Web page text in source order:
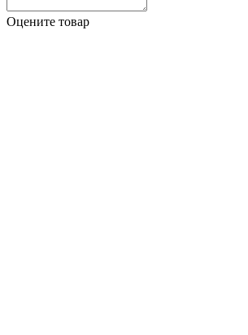
Оцените товар